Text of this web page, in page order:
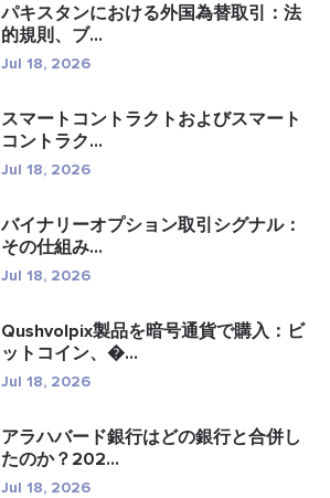
パキスタンにおける外国為替取引：法
的規則、ブ...
Jul 18, 2026
スマートコントラクトおよびスマート
コントラク...
Jul 18, 2026
バイナリーオプション取引シグナル：
その仕組み...
Jul 18, 2026
Qushvolpix製品を暗号通貨で購入：ビ
ットコイン、�...
Jul 18, 2026
アラハバード銀行はどの銀行と合併し
たのか？202...
Jul 18, 2026